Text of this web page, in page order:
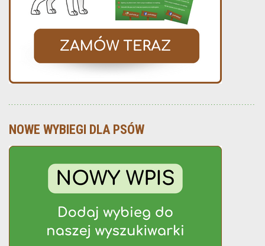
NOWE WYBIEGI DLA PSÓW